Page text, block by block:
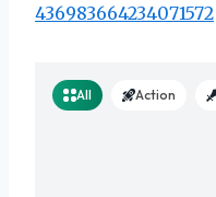
436983664234071572